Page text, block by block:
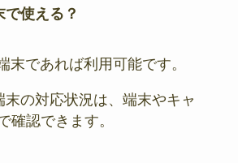
使える？
末であれば利用可能です。
末の対応状況は、端末やキャ
確認できます。